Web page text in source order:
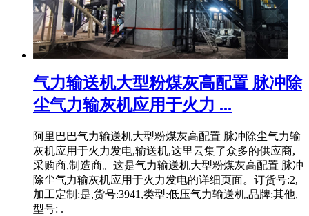
气力输送机大型粉煤灰高配置 脉冲除
尘气力输灰机应用于火力 ...
阿里巴巴气力输送机大型粉煤灰高配置 脉冲除尘气力输
灰机应用于火力发电,输送机,这里云集了众多的供应商,
采购商,制造商。这是气力输送机大型粉煤灰高配置 脉冲
除尘气力输灰机应用于火力发电的详细页面。订货号:2,
加工定制:是,货号:3941,类型:低压气力输送机,品牌:其他,
型号: .